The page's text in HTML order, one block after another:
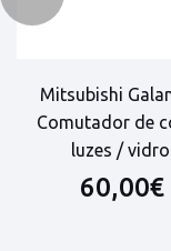
Mitsubishi
Comutador de
luzes /
60,00€